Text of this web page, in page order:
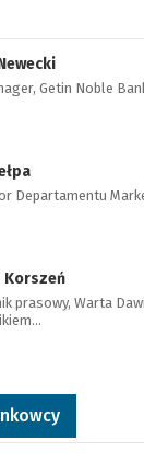
Getin Noble
Departamentu
Korszeń
prasowy, Warta